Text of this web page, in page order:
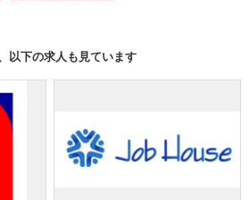
以下の求人も見ています